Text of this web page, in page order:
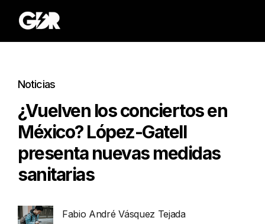
Noticias
¿Vuelven los conciertos en
México? López-Gatell
presenta nuevas medidas
sanitarias
Fabio André Vásquez Tejada